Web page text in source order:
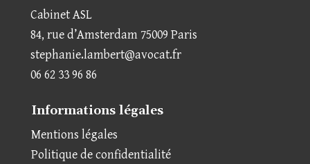
Cabinet ASL
84, rue d’Amsterdam 75009 Paris
stephanie.lambert@avocat.fr
06 62 33 96 86
Informations légales
Mentions légales
Politique de confidentialité